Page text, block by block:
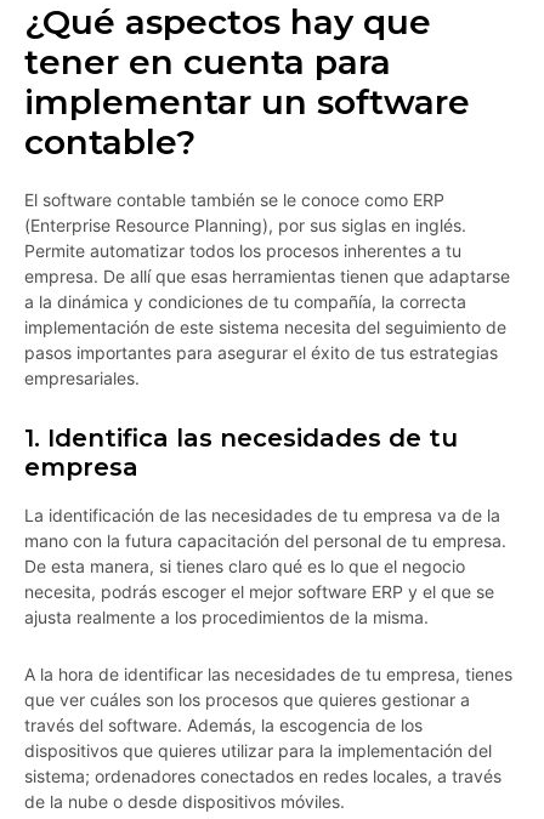
¿Qué aspectos hay que
tener en cuenta para
implementar un software
contable?
El software contable también se le conoce como ERP
(Enterprise Resource Planning), por sus siglas en inglés.
Permite automatizar todos los procesos inherentes a tu
empresa. De allí que esas herramientas tienen que adaptarse
a la dinámica y condiciones de tu compañía, la correcta
implementación de este sistema necesita del seguimiento de
pasos importantes para asegurar el éxito de tus estrategias
empresariales.
1. Identifica las necesidades de tu
empresa
La identificación de las necesidades de tu empresa va de la
mano con la futura capacitación del personal de tu empresa.
De esta manera, si tienes claro qué es lo que el negocio
necesita, podrás escoger el mejor software ERP y el que se
ajusta realmente a los procedimientos de la misma.
A la hora de identificar las necesidades de tu empresa, tienes
que ver cuáles son los procesos que quieres gestionar a
través del software. Además, la escogencia de los
dispositivos que quieres utilizar para la implementación del
sistema; ordenadores conectados en redes locales, a través
de la nube o desde dispositivos móviles.